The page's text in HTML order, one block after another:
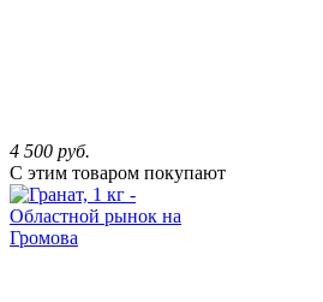
4 500 руб.
С этим товаром покупают